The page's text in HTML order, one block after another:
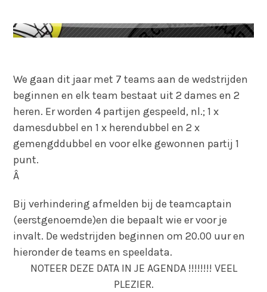
We gaan dit jaar met 7 teams aan de wedstrijden
beginnen en elk team bestaat uit 2 dames en 2
heren. Er worden 4 partijen gespeeld, nl.; 1 x
damesdubbel en 1 x herendubbel en 2 x
gemengddubbel en voor elke gewonnen partij 1
punt.
Â
Bij verhindering afmelden bij de teamcaptain
(eerstgenoemde)en die bepaalt wie er voor je
invalt. De wedstrijden beginnen om 20.00 uur en
hieronder de teams en speeldata.
NOTEER DEZE DATA IN JE AGENDA !!!!!!!! VEEL
PLEZIER.